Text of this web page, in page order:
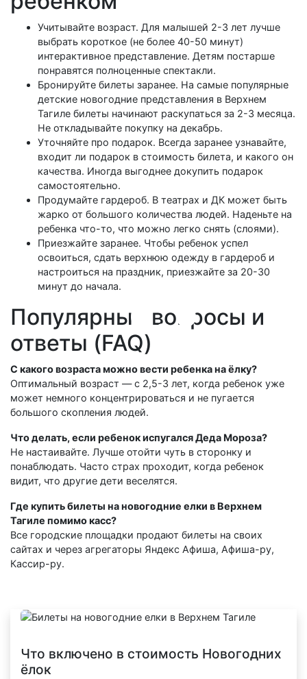
Учитывайте возраст. Для малышей 2-3 лет лучше
выбрать короткое (не более 40-50 минут)
интерактивное представление. Детям постарше
понравятся полноценные спектакли.
Бронируйте билеты заранее. На самые популярные
детские новогодние представления в Верхнем
Тагиле билеты начинают раскупаться за 2-3 месяца.
Не откладывайте покупку на декабрь.
Уточняйте про подарок. Всегда заранее узнавайте,
входит ли подарок в стоимость билета, и какого он
качества. Иногда выгоднее докупить подарок
самостоятельно.
Продумайте гардероб. В театрах и ДК может быть
жарко от большого количества людей. Наденьте на
ребенка что-то, что можно легко снять (слоями).
Приезжайте заранее. Чтобы ребенок успел
освоиться, сдать верхнюю одежду в гардероб и
настроиться на праздник, приезжайте за 20-30
минут до начала.
Популярные вопросы и
ответы (FAQ)
С какого возраста можно вести ребенка на ёлку?
Оптимальный возраст — с 2,5-3 лет, когда ребенок уже
может немного концентрироваться и не пугается
большого скопления людей.
Что делать, если ребенок испугался Деда Мороза?
Не настаивайте. Лучше отойти чуть в сторонку и
понаблюдать. Часто страх проходит, когда ребенок
видит, что другие дети веселятся.
Где купить билеты на новогодние елки в Верхнем
Тагиле помимо касс?
Все городские площадки продают билеты на своих
сайтах и через агрегаторы Яндекс Афиша, Афиша-ру,
Кассир-ру.
Что включено в стоимость Новогодних
ёлок